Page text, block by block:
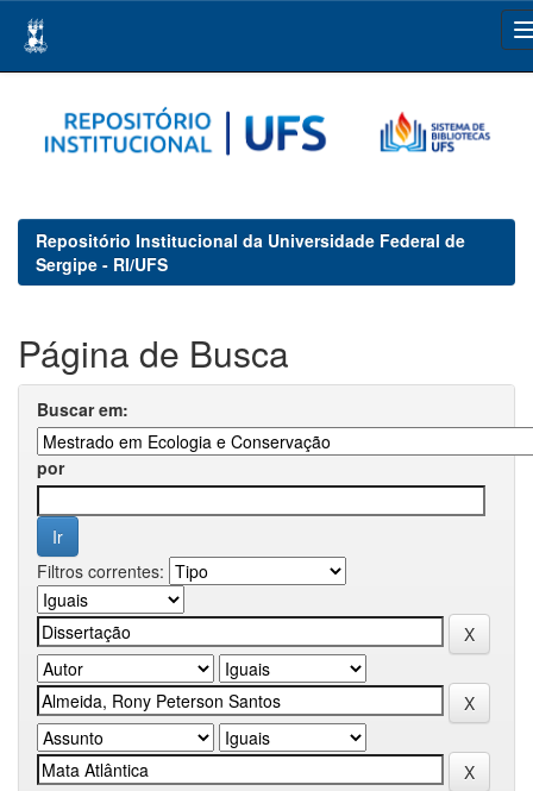
navigation
Repositório Institucional da Universidade Federal de
Sergipe - RI/UFS
Página de Busca
Buscar em:
por
Filtros correntes: